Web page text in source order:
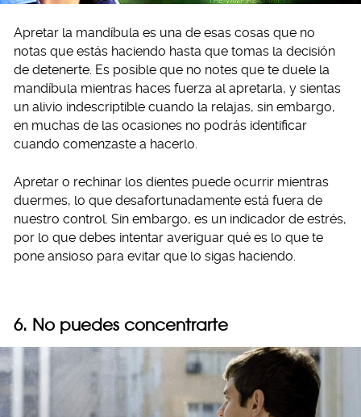
Apretar la mandíbula es una de esas cosas que no
notas que estás haciendo hasta que tomas la decisión
de detenerte. Es posible que no notes que te duele la
mandíbula mientras haces fuerza al apretarla, y sientas
un alivio indescriptible cuando la relajas, sin embargo,
en muchas de las ocasiones no podrás identificar
cuando comenzaste a hacerlo.
Apretar o rechinar los dientes puede ocurrir mientras
duermes, lo que desafortunadamente está fuera de
nuestro control. Sin embargo, es un indicador de estrés,
por lo que debes intentar averiguar qué es lo que te
pone ansioso para evitar que lo sigas haciendo.
6. No puedes concentrarte